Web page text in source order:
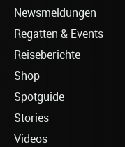
Newsmeldungen
Regatten & Events
Reiseberichte
Shop
Spotguide
Stories
Videos